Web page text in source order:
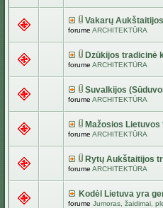
Vakarų
forume ARCHITEKTŪRA
Dzūkijos tradicinė
forume ARCHITEKTŪRA
Suvalkijos
forume ARCHITEKTŪRA
Mažosios
forume ARCHITEKTŪRA
Rytų Aukštaitijos
forume ARCHITEKTŪRA
Kodėl Lietuva yra
forume Jumoras, žaidimai,